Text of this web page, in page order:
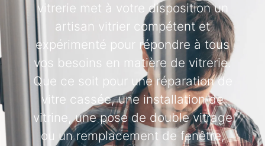
vitrerie met à votre disposition un
artisan vitrier compétent et
expérimenté pour répondre à tous
vos besoins en matière de vitrerie.
Que ce soit pour une réparation de
vitre cassée, une installation de
vitrine, une pose de double vitrage
ou un remplacement de fenêtre,